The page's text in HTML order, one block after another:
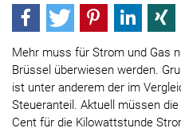
Mehr muss für Strom und Gas
Brüssel überwiesen werden.
ist unter anderem der im
Steueranteil. Aktuell müssen
Cent für die Kilowattstunde